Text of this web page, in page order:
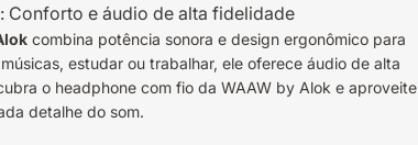
Conforto e áudio de alta fidelidade
combina potência sonora e design ergonômico para
estudar ou trabalhar, ele oferece áudio de alta
o headphone com fio da WAAW by Alok e aproveite
detalhe do som.